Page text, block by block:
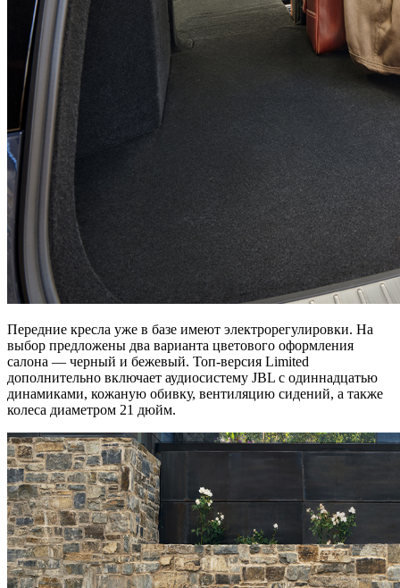
Передние кресла уже в базе имеют электрорегулировки. На
выбор предложены два варианта цветового оформления
салона — черный и бежевый. Топ-версия Limited
дополнительно включает аудиосистему JBL с одиннадцатью
динамиками, кожаную обивку, вентиляцию сидений, а также
колеса диаметром 21 дюйм.